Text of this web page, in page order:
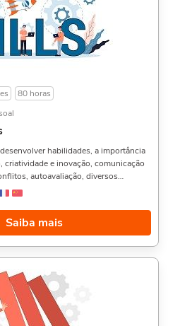
80 horas
habilidades, a importância
criatividade e inovação, comunicação
autoavaliação, diversos
e muito mais. Gostou desse curso?
Comportamental, e Desenvolvimento
Saiba mais